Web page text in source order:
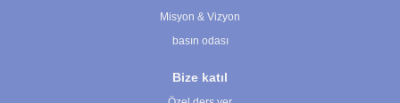
Misyon & Vizyon
basın odası
Bize katıl